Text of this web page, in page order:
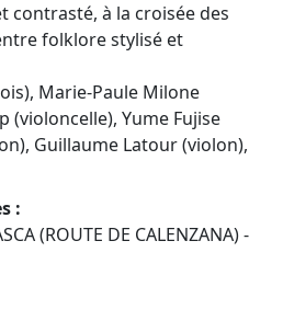
contrasté, à la croisée des
folklore stylisé et
Marie-Paule Milone
(violoncelle), Yume Fujise
Guillaume Latour (violon),
:
(ROUTE DE CALENZANA) -